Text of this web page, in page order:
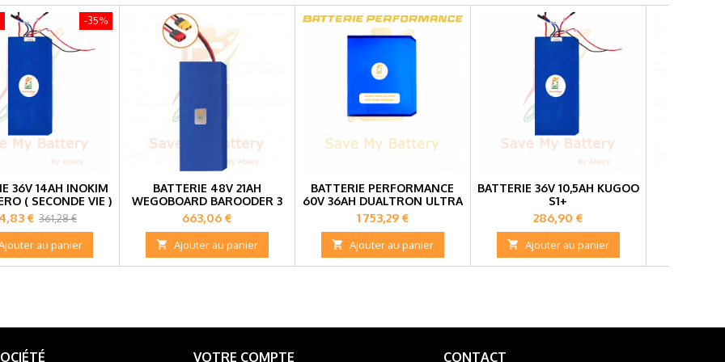
-35%
36V 14AH INOKIM
( SECONDE VIE )
€ Prix
base
361,28 €
au panier
BATTERIE 48V 21AH
WEGOBOARD BAROODER 3
Prix
663,06 €
 Ajouter au panier
BATTERIE PERFORMANCE
60V 36AH DUALTRON ULTRA
Prix
1 753,29 €
 Ajouter au panier
BATTERIE 36V 10,5AH KUGOO
S1+
Prix
286,90 €
 Ajouter au panier
VOTRE COMPTE CONTACT